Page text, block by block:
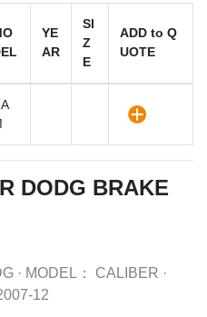
YE
AR
SI
Z
E
ADD to Q
UOTE
DODG BRAKE
· MODEL： CALIBER ·
12